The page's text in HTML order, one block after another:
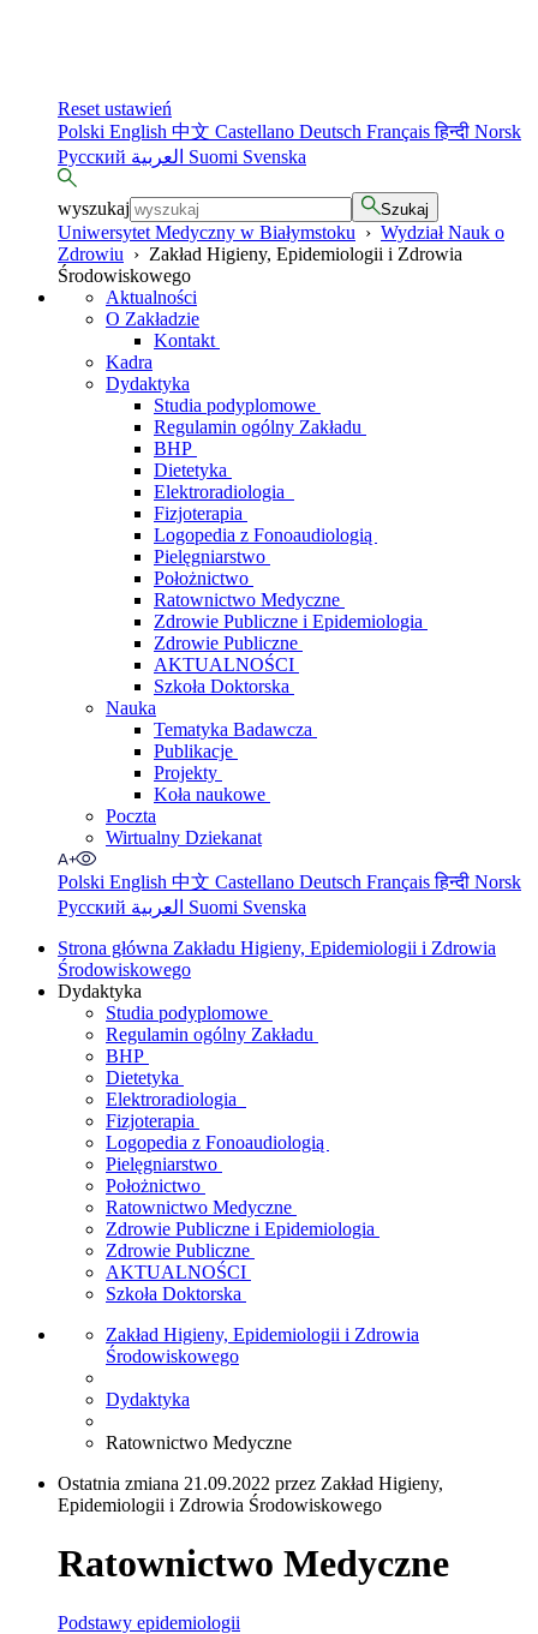
Reset ustawień
Polski English 中文 Castellano Deutsch Françaisहिन्दी Norsk
Русский
Suomi Svenska
wyszukaj Szukaj
Uniwersytet Medyczny w Białymstoku › Wydział Nauk o
Zdrowiu › Zakład Higieny, Epidemiologii i Zdrowia
Środowiskowego
Aktualności
O Zakładzie
Kontakt
Kadra
Dydaktyka
Studia podyplomowe
Regulamin ogólny Zakładu
BHP
Dietetyka
Elektroradiologia
Fizjoterapia
Logopedia z Fonoaudiologią
Pielęgniarstwo
Położnictwo
Ratownictwo Medyczne
Zdrowie Publiczne i Epidemiologia
Zdrowie Publiczne
AKTUALNOŚCI
Szkoła Doktorska
Nauka
Tematyka Badawcza
Publikacje
Projekty
Koła naukowe
Poczta
Wirtualny Dziekanat
Polski English 中文 Castellano Deutsch Françaisहिन्दी Norsk
Русский
Suomi Svenska
Strona główna Zakładu Higieny, Epidemiologii i Zdrowia
Środowiskowego
Dydaktyka
Studia podyplomowe
Regulamin ogólny Zakładu
BHP
Dietetyka
Elektroradiologia
Fizjoterapia
Logopedia z Fonoaudiologią
Pielęgniarstwo
Położnictwo
Ratownictwo Medyczne
Zdrowie Publiczne i Epidemiologia
Zdrowie Publiczne
AKTUALNOŚCI
Szkoła Doktorska
Zakład Higieny, Epidemiologii i Zdrowia
Środowiskowego
Dydaktyka
Ratownictwo Medyczne
Ostatnia zmiana 21.09.2022 przez Zakład Higieny,
Epidemiologii i Zdrowia Środowiskowego
Ratownictwo Medyczne
Podstawy epidemiologii